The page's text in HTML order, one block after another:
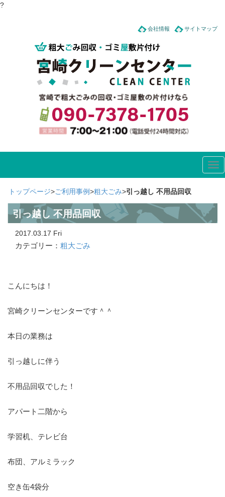
?
会社情報 サイトマップ
トップページ>ご利用事例>粗大ごみ>引っ越し 不用品回収
引っ越し 不用品回収
2017.03.17 Fri
カテゴリー： 粗大ごみ
こんにちは！
宮崎クリーンセンターです＾＾
本日の業務は
引っ越しに伴う
不用品回収でした！
アパート二階から
学習机、テレビ台
布団、アルミラック
空き缶4袋分